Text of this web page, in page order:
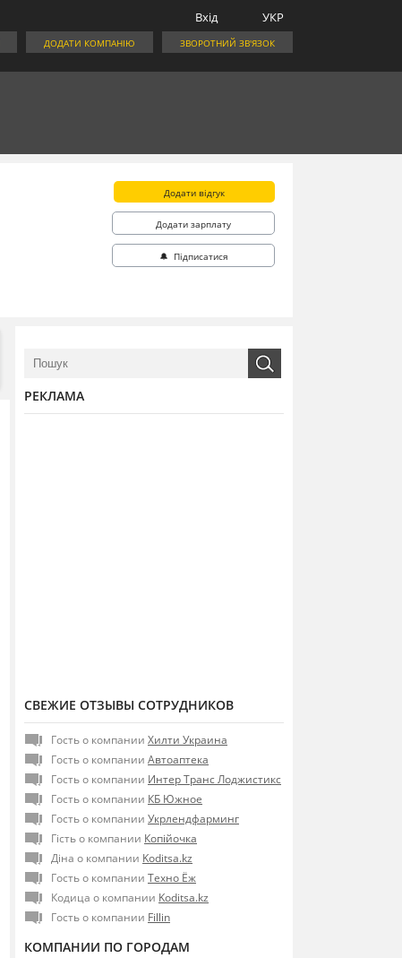
УКР
Вхід
ЗВОРОТНИЙ ЗВ'ЯЗОК
ДОДАТИ КОМПАНІЮ
Додати відгук
Додати зарплату
🔔 Підписатися
РЕКЛАМА
СВЕЖИЕ ОТЗЫВЫ СОТРУДНИКОВ
Гость о компании Хилти Украина
Гость о компании Автоаптека
Гость о компании Интер Транс Лоджистикс
Гость о компании КБ Южное
Гость о компании Укрлендфарминг
Гість о компании Копійочка
Діна о компании Koditsa.kz
Гость о компании Техно Ёж
Кодица о компании Koditsa.kz
Гость о компании Fillin
КОМПАНИИ ПО ГОРОДАМ